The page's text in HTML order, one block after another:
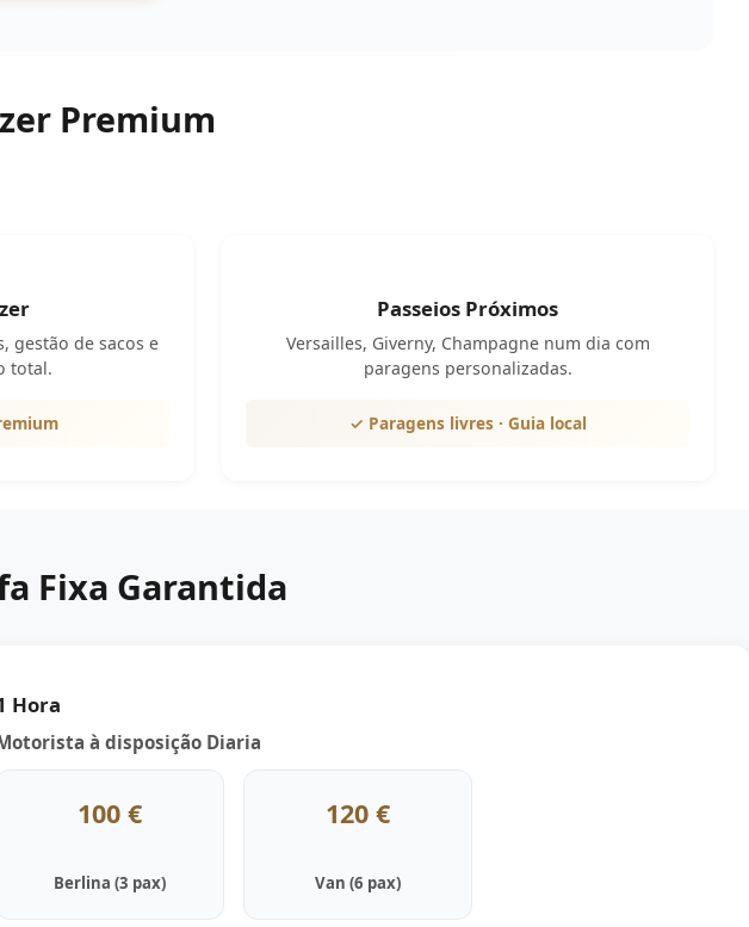
Premium
gestão de sacos e
total.
Passeios Próximos
Versailles, Giverny, Champagne num dia com
paragens personalizadas.
✓ Paragens livres · Guia local
Fixa Garantida
Hora
à disposição Diaria
100 €
Berlina (3 pax)
120 €
Van (6 pax)